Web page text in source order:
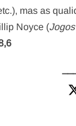
mas as
Noyce (